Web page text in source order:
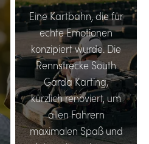
Eine Kartbahn, die für
echte Emotionen
konzipiert wurde. Die
Rennstrecke South
Garda Karting,
kürzlich renoviert, um
allen Fahrern
maximalen Spaß und